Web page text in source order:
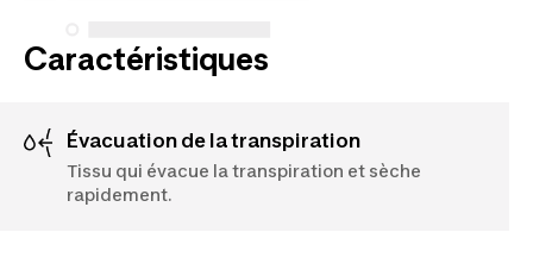
Caractéristiques
Évacuation de la transpiration
Tissu qui évacue la transpiration et sèche
rapidement.